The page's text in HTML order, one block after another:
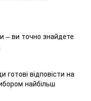
– ви точно знайдете
відповісти на
найбільш